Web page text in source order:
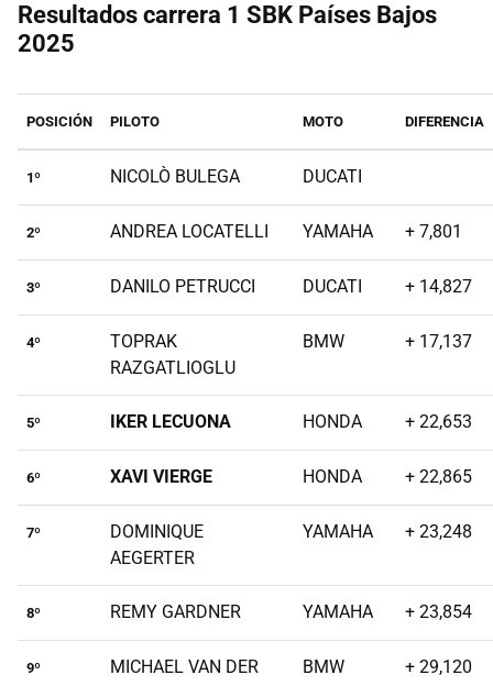
Resultados carrera 1 SBK Países Bajos
2025
POSICIÓN PILOTO MOTO DIFERENCIA
1º NICOLÒ BULEGA DUCATI
2º ANDREA LOCATELLI YAMAHA + 7,801
3º DANILO PETRUCCI DUCATI + 14,827
4º
TOPRAK
RAZGATLIOGLU
BMW + 17,137
5º IKER LECUONA HONDA + 22,653
6º XAVI VIERGE HONDA + 22,865
7º
DOMINIQUE
AEGERTER
YAMAHA + 23,248
8º REMY GARDNER YAMAHA + 23,854
9º
MICHAEL VAN DER
BMW + 29,120